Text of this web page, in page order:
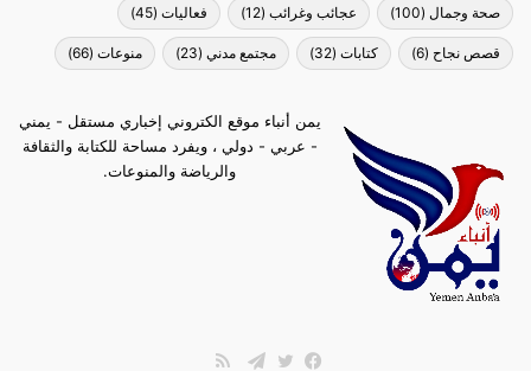
صحة وجمال (100) عجائب وغرائب (12) فعاليات (45)
قصص نجاح (6) كتابات (32) مجتمع مدني (23) منوعات (66)
يمن أنباء موقع الكتروني إخباري مستقل - يمني
- عربي - دولي ، ويفرد مساحة للكتابة والثقافة
والرياضة والمنوعات.